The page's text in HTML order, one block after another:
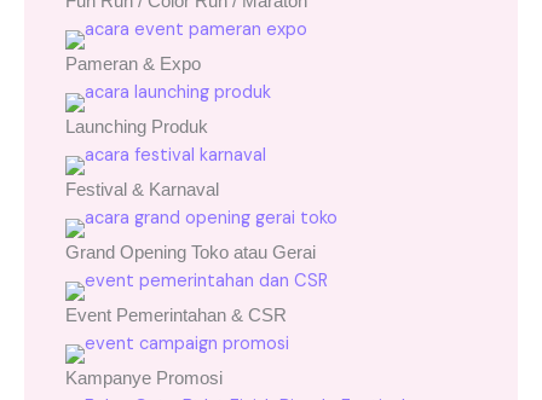
Pameran & Expo
Launching Produk
Festival & Karnaval
Grand Opening Toko atau Gerai
Event Pemerintahan & CSR
Kampanye Promosi